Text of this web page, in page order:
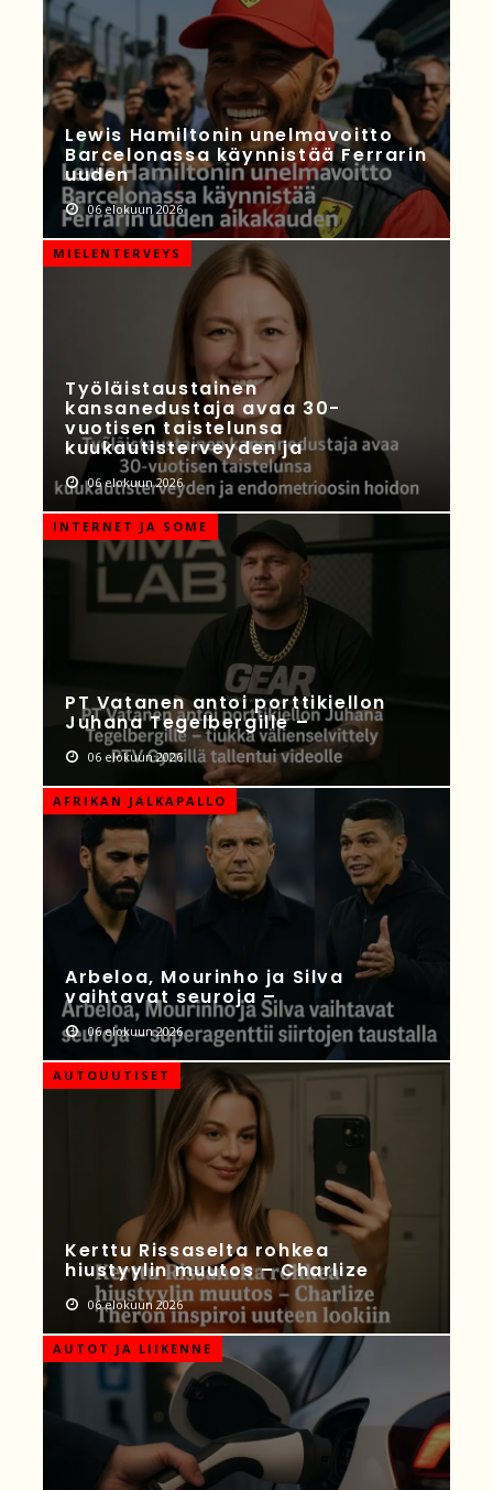
Lewis Hamiltonin unelmavoitto
Barcelonassa käynnistää Ferrarin
uuden
06 elokuun 2026
MIELENTERVEYS
Työläistaustainen
kansanedustaja avaa 30-
vuotisen taistelunsa
kuukautisterveyden ja
06 elokuun 2026
INTERNET JA SOME
PT Vatanen antoi porttikiellon
Juhana Tegelbergille –
06 elokuun 2026
AFRIKAN JALKAPALLO
Arbeloa, Mourinho ja Silva
vaihtavat seuroja –
06 elokuun 2026
AUTOUUTISET
Kerttu Rissaselta rohkea
hiustyylin muutos – Charlize
06 elokuun 2026
AUTOT JA LIIKENNE